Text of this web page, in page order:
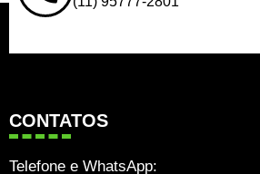
CONTATOS
Telefone e WhatsApp: